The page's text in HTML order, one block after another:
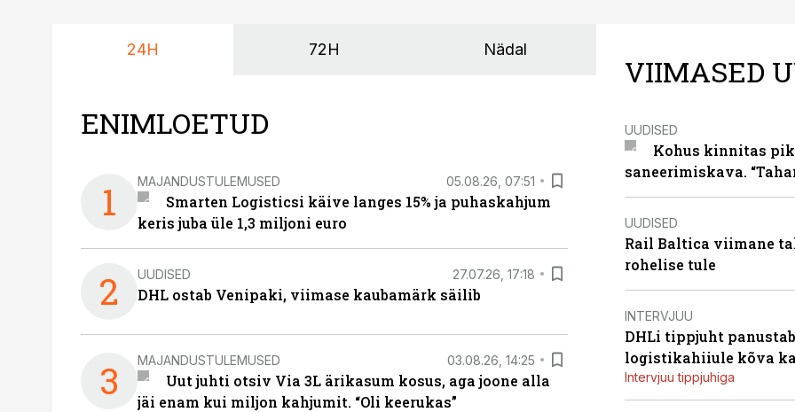
24H 72H Nädal
ENIMLOETUD
1 MAJANDUSTULEMUSED 05.08.26, 07:51
Smarten Logisticsi käive langes 15% ja puhaskahjum
keris juba üle 1,3 miljoni euro
2 UUDISED 27.07.26, 17:18
DHL ostab Venipaki, viimase kaubamärk säilib
3 MAJANDUSTULEMUSED 03.08.26, 14:25
Uut juhti otsiv Via 3L ärikasum kosus, aga joone alla
jäi enam kui miljon kahjumit. “Oli keerukas”
VIIMASED
UUDISED
Kohus kinnitas
saneerimiskava.
UUDISED
Rail Baltica viimane
rohelise tule
INTERVJUU
DHLi tippjuht
logistikahiiule kõva
Intervjuu tippjuhiga